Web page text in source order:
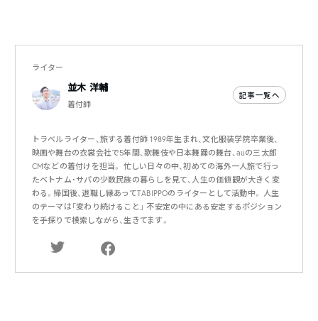
ライター
並木 洋輔
着付師
記事一覧へ
トラベルライター、旅する着付師 1989年生まれ、文化服装学院卒業後、
映画や舞台の衣裳会社で5年間、歌舞伎や日本舞踊の舞台、auの三太郎
CMなどの着付けを担当。 忙しい日々の中、初めての海外一人旅で行っ
たベトナム・サパの少数民族の暮らしを見て、人生の価値観が大きく変
わる。帰国後、退職し縁あってTABIPPOのライターとして活動中。 人生
のテーマは「変わり続けること」 不安定の中にある安定するポジション
を手探りで模索しながら、生きてます。